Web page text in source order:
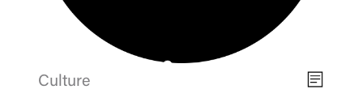
Culture